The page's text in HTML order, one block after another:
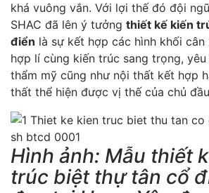
khá vuông vắn. Với lợi thế đó đội
SHAC đã lên ý tưởng thiết kế kiến
điển là sự kết hợp các hình khối
hợp lí cùng kiến trúc sang trọng,
thẩm mỹ cũng như nội thất kết hợp
thất thể hiện được vị thế của chủ
Hình ảnh: Mẫu thiết
trúc biệt thự tân cổ